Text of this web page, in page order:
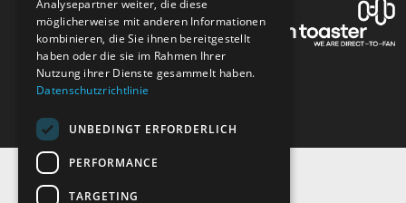
Analysepartner weiter, die diese
möglicherweise mit anderen Informationen
kombinieren, die Sie ihnen bereitgestellt
haben oder die sie im Rahmen Ihrer
Nutzung ihrer Dienste gesammelt haben.
Datenschutzrichtlinie
UNBEDINGT ERFORDERLICH
PERFORMANCE
TARGETING